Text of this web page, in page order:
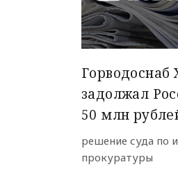
Горводоснаб
задолжал
50 млн
решение суда по
прокуратуры